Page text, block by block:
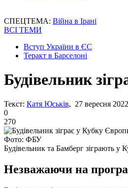
СПЕЦТЕМА: Війна в Ірані
ВСІ ТЕМИ
Вступ України в ЄС
Теракт в Барселоні
Будівельник
Текст: Катя Юськів, 27 вересня
0
270
Фото: ФБУ
Будівельник та Бамберг зіграють
Незважаючи на